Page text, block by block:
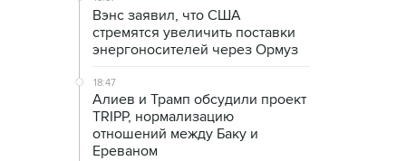
Вэнс заявил, что США
стремятся увеличить поставки
энергоносителей через Ормуз
18:47
Алиев и Трамп обсудили проект
TRIPP, нормализацию
отношений между Баку и
Ереваном